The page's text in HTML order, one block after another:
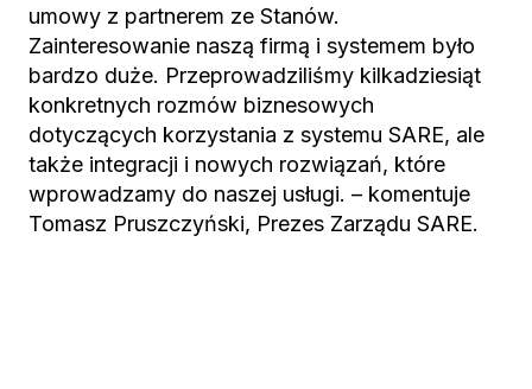
umowy z partnerem ze Stanów.
Zainteresowanie naszą firmą i systemem było
bardzo duże. Przeprowadziliśmy kilkadziesiąt
konkretnych rozmów biznesowych
dotyczących korzystania z systemu SARE, ale
także integracji i nowych rozwiązań, które
wprowadzamy do naszej usługi. – komentuje
Tomasz Pruszczyński, Prezes Zarządu SARE.